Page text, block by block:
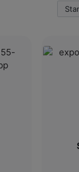
skärmattor ur ett
oss om du
självläkande material